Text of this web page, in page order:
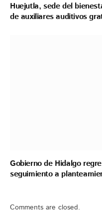
Huejutla, sede del
de auxiliares auditivos
Gobierno de Hidalgo
seguimiento a
Comments are closed.